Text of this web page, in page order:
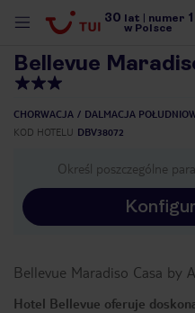
30 lat numer 1
w Polsce
Bellevue
CHORWACJA DALMACJA
KOD HOTELU DBV38072
Określ poszczególne
Bellevue Maradiso Casa by
Hotel Bellevue oferuje